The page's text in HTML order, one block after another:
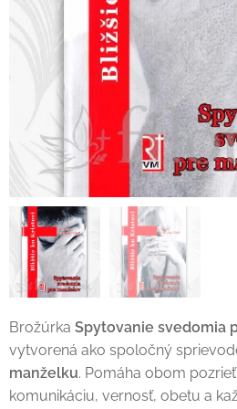
Brožúrka Spytovanie svedomia
vytvorená ako spoločný
manželku. Pomáha obom
komunikáciu, vernosť, obetu a